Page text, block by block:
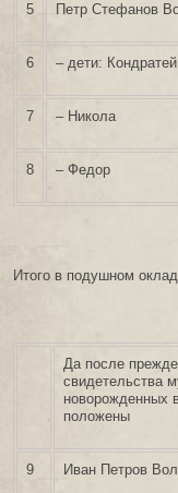
5 Петр Стефанов
6 – дети: Кондратей
7 – Никола
8 – Федор
Итого в подушном
Да после
свидетельства
новорожденных
положены
9 Иван Петров